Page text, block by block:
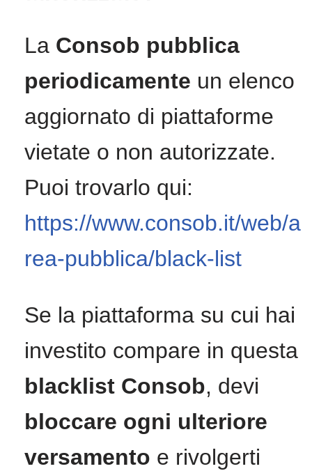
La Consob pubblica
periodicamente un elenco
aggiornato di piattaforme
vietate o non autorizzate.
Puoi trovarlo qui:
https://www.consob.it/web/a
rea-pubblica/black-list
Se la piattaforma su cui hai
investito compare in questa
blacklist Consob, devi
bloccare ogni ulteriore
versamento e rivolgerti